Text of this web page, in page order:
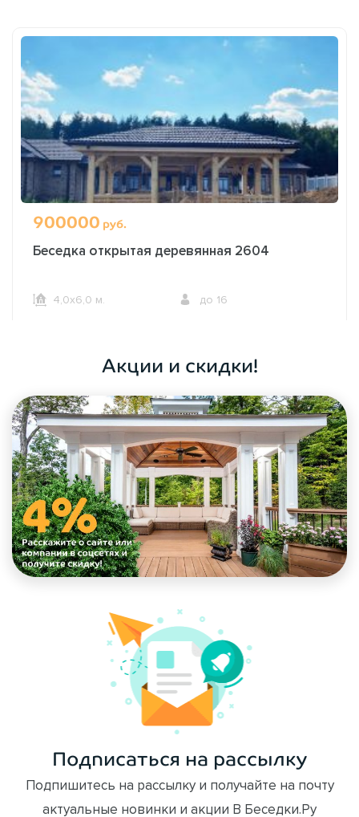
900000 руб.
Беседка открытая деревянная 2604
4,0х6,0 м. до 16
Акции и скидки!
Подписаться на рассылку
Подпишитесь на рассылку и получайте на почту
актуальные новинки и акции В Беседки.Ру